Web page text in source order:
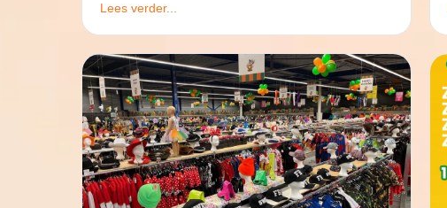
Lees verder...